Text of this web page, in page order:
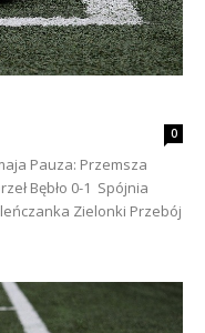
0
Pauza: Przemsza
Bębło 0-1 Spójnia
Zielonki Przebój